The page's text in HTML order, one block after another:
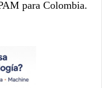
para Colombia.